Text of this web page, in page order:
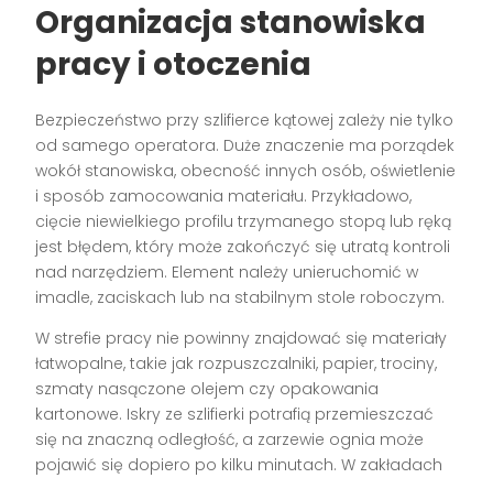
Organizacja stanowiska
pracy i otoczenia
Bezpieczeństwo przy szlifierce kątowej zależy nie tylko
od samego operatora. Duże znaczenie ma porządek
wokół stanowiska, obecność innych osób, oświetlenie
i sposób zamocowania materiału. Przykładowo,
cięcie niewielkiego profilu trzymanego stopą lub ręką
jest błędem, który może zakończyć się utratą kontroli
nad narzędziem. Element należy unieruchomić w
imadle, zaciskach lub na stabilnym stole roboczym.
W strefie pracy nie powinny znajdować się materiały
łatwopalne, takie jak rozpuszczalniki, papier, trociny,
szmaty nasączone olejem czy opakowania
kartonowe. Iskry ze szlifierki potrafią przemieszczać
się na znaczną odległość, a zarzewie ognia może
pojawić się dopiero po kilku minutach. W zakładach